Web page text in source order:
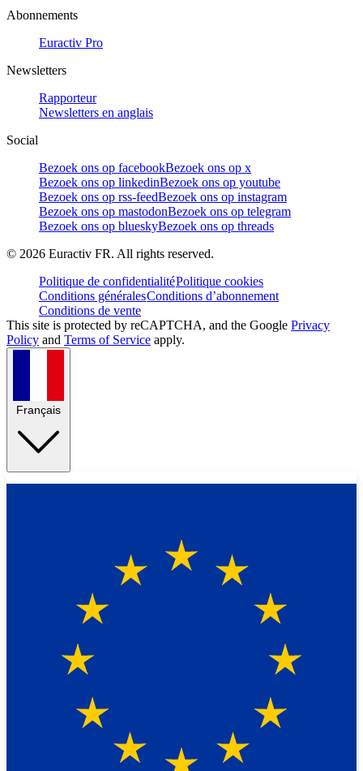
Abonnements
Euractiv Pro
Newsletters
Rapporteur
Newsletters en anglais
Social
Bezoek ons op facebookBezoek ons op x
Bezoek ons op linkedinBezoek ons op youtube
Bezoek ons op rss-feedBezoek ons op instagram
Bezoek ons op mastodonBezoek ons op telegram
Bezoek ons op blueskyBezoek ons op threads
© 2026 Euractiv FR. All rights reserved.
Politique de confidentialitéPolitique cookies
Conditions généralesConditions d’abonnement
Conditions de vente
This site is protected by reCAPTCHA, and the Google Privacy
Policy and Terms of Service apply.
Français